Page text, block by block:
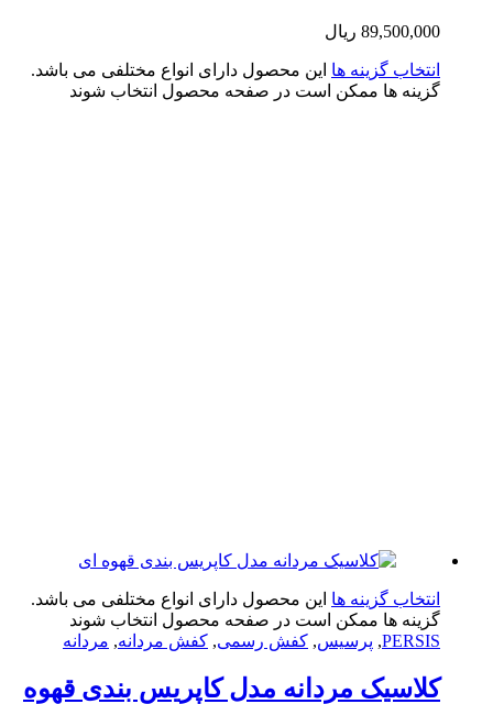
ریال
گزینه ها این محصول دارای انواع مختلفی می باشد.
ها ممکن است در صفحه محصول انتخاب شوند
گزینه ها این محصول دارای انواع مختلفی می باشد.
ها ممکن است در صفحه محصول انتخاب شوند
پرسیس, کفش رسمی, کفش مردانه, مردانه
مردانه مدل کاپریس بندی قهوه